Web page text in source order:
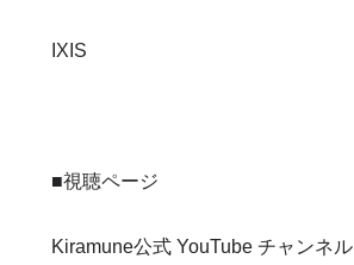
IXIS
■視聴ページ
Kiramune公式 YouTube チャンネル